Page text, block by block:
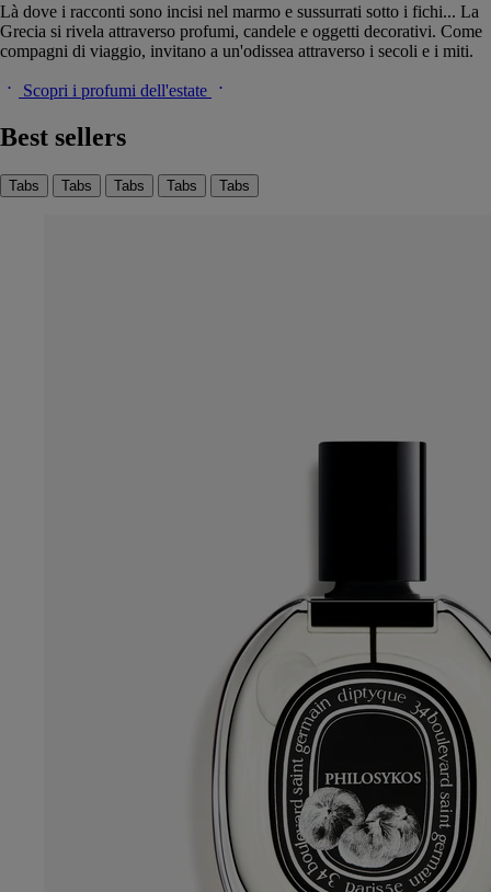
Là dove i racconti sono incisi nel marmo e sussurrati sotto i fichi... La
Grecia si rivela attraverso profumi, candele e oggetti decorativi. Come
compagni di viaggio, invitano a un'odissea attraverso i secoli e i miti.
Scopri i profumi dell'estate
Best sellers
Tabs Tabs Tabs Tabs Tabs